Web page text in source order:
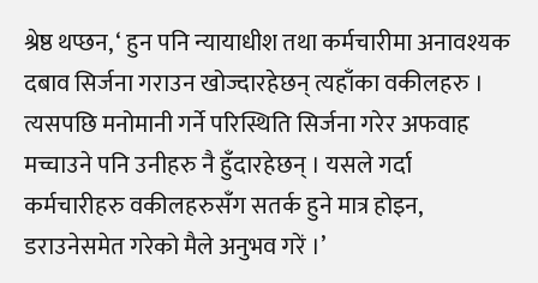
श्रेष्ठ थप्छन, ‘ हुन पनि न्यायाधीश तथा कर्मचारीमा अनावश्यक
दबाव सिर्जना गराउन खोज्दारहेछन् त्यहाँका वकीलहरु ।
त्यसपछि मनोमानी गर्ने परिस्थिति सिर्जना गरेर अफवाह
मच्चाउने पनि उनीहरु नै हुँदारहेछन् । यसले गर्दा
कर्मचारीहरु वकीलहरुसँग सतर्क हुने मात्र होइन,
डराउनेसमेत गरेको मैले अनुभव गरें ।’